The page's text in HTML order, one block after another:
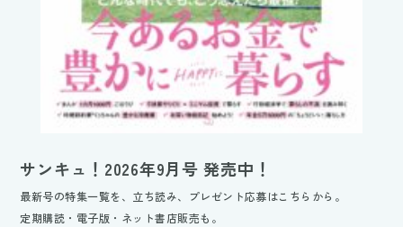
サンキュ！2026年9月号 発売中！
最新号の特集一覧を、立ち読み、プレゼント応募はこちらから。
定期購読・電子版・ネット書店販売も。